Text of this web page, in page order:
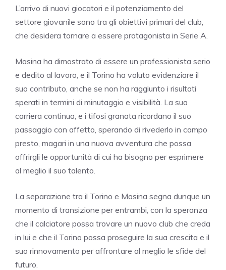
L’arrivo di nuovi giocatori e il potenziamento del
settore giovanile sono tra gli obiettivi primari del club,
che desidera tornare a essere protagonista in Serie A.
Masina ha dimostrato di essere un professionista serio
e dedito al lavoro, e il Torino ha voluto evidenziare il
suo contributo, anche se non ha raggiunto i risultati
sperati in termini di minutaggio e visibilità. La sua
carriera continua, e i tifosi granata ricordano il suo
passaggio con affetto, sperando di rivederlo in campo
presto, magari in una nuova avventura che possa
offrirgli le opportunità di cui ha bisogno per esprimere
al meglio il suo talento.
La separazione tra il Torino e Masina segna dunque un
momento di transizione per entrambi, con la speranza
che il calciatore possa trovare un nuovo club che creda
in lui e che il Torino possa proseguire la sua crescita e il
suo rinnovamento per affrontare al meglio le sfide del
futuro.